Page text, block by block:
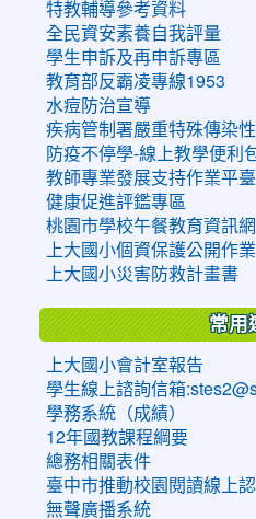
特教輔導參考資料
全民資安素養自我評量
學生申訴及再申訴專區
教育部反霸凌專線1953
水痘防治宣導
疾病管制署嚴重特殊傳染
防疫不停學-線上教學便利
教師專業發展支持作業平臺
健康促進評鑑專區
桃園市學校午餐教育資訊網
上大國小個資保護公開作業
上大國小災害防救計畫書
常用
上大國小會計室報告
學生線上諮詢信箱
學務系統（成績）
12年國教課程綱要
總務相關表件
臺中市推動校園閱讀線上
無聲廣播系統